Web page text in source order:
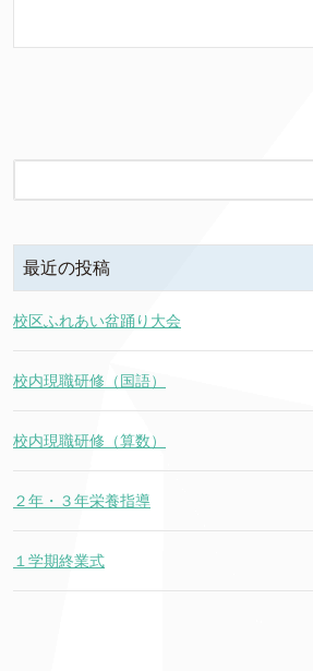
最近の投稿
校区ふれあい盆踊り大会
校内現職研修（国語）
校内現職研修（算数）
２年・３年栄養指導
１学期終業式